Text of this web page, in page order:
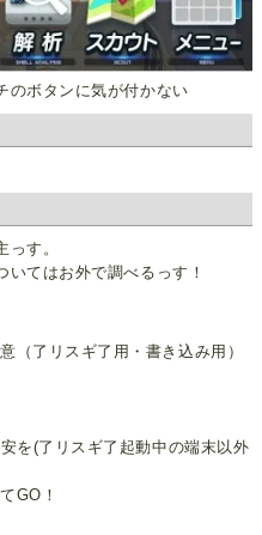
のボタンに気が付かない
す。
いてはお外で調べるっす！
（了リスギ了用・書き込み用）
を(了リスギ了起動中の端末以外
GO！